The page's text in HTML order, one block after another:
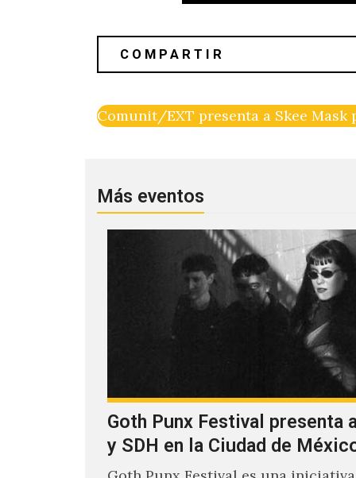
Comunit/EXT presenta a Skee Mask
Más eventos
Goth Punx Festival presenta
y SDH en la Ciudad de